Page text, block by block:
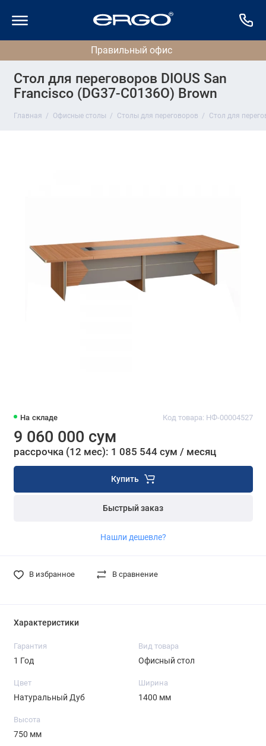
Стол для переговоров DIOUS San
Francisco (DG37-C0136O) Brown
Главная Офисные столы Столы для переговоров Стол для
На складе Код товара: НФ-00004527
9 060 000 сум
рассрочка (12 мес): 1 085 544 сум / месяц
Купить
Быстрый заказ
Нашли дешевле?
В избранное В сравнение
Характеристики
Гарантия
1 Год
Вид товара
Офисный стол
Цвет
Натуральный Дуб
Ширина
1400 мм
Высота
750 мм